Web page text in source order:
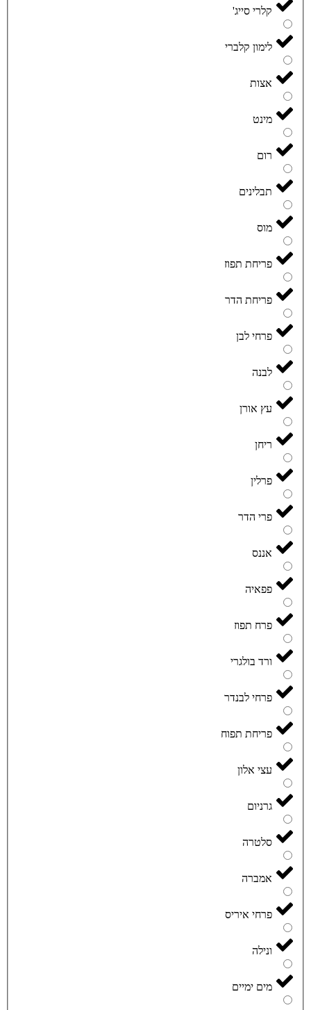
קלרי סייג'
לימון קלברי
אצות
מינט
רום
תבלינים
מוס
פריחת תפוז
פריחת הדר
פרחי לבן
לבנה
עץ אורן
ריחן
פרלין
פרי הדר
אננס
פפאיה
פרח תפוז
ורד בולגרי
פרחי לבנדר
פריחת תפוח
עצי אלון
גרניום
סלטרה
אמברה
פרחי איריס
ונילה
מים ימיים